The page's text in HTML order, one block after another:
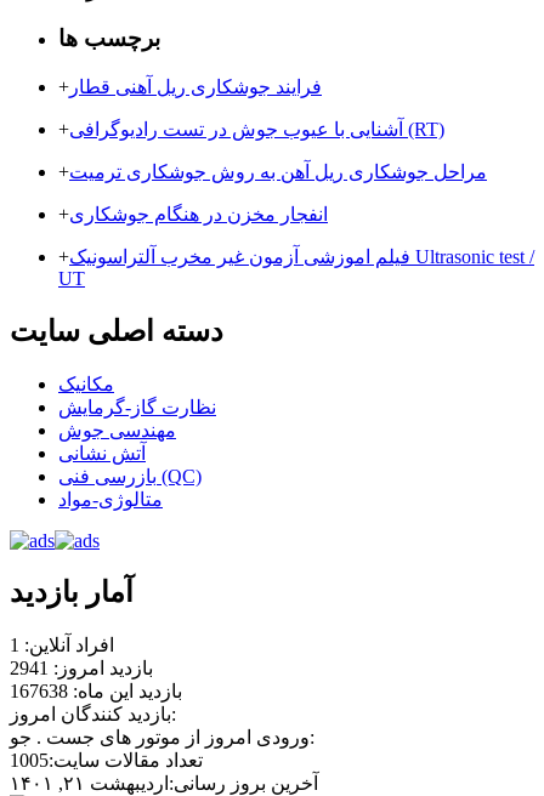
برچسب ها
+ فرایند جوشکاری ریل آهنی قطار
+ آشنایی با عیوب جوش در تست رادیوگرافی (RT)
+مراحل جوشکاری ریل آهن به روش جوشکاری ترمیت
+انفجار مخزن در هنگام جوشکاری
+فیلم اموزشی آزمون غیر مخرب آلتراسونیک Ultrasonic test /
UT
دسته اصلی سایت
مکانیک
نظارت گاز-گرمایش
مهندسی جوش
آتش نشانی
بازرسی فنی (QC)
متالوژی-مواد
آمار بازدید
افراد آنلاین: 1
بازدید امروز: 2941
بازدید این ماه: 167638
بازدید کنندگان امروز:
ورودی امروز از موتور های جست . جو:
تعداد مقالات سایت:1005
آخرین بروز رسانی:اردیبهشت ۲۱, ۱۴۰۱